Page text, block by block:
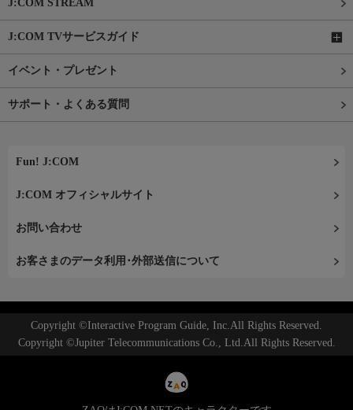
J:COM STREAM
J:COM TVサービスガイド
イベント・プレゼント
サポート・よくある質問
Fun! J:COM
J:COM オフィシャルサイト
お問い合わせ
お客さまのデータ利用･外部送信について
Copyright ©Interactive Program Guide, Inc.All Rights Reserved.
Copyright ©Jupiter Telecommunications Co., Ltd.All Rights Reserved.